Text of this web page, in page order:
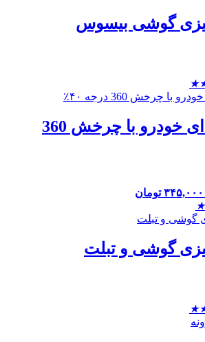
گوشی بیسوس
★
٪۴۰
هولدر آینه ای خودرو با چرخش 360
۳۴۵,۰۰۰ تومان
★
گوشی و تبلت
★